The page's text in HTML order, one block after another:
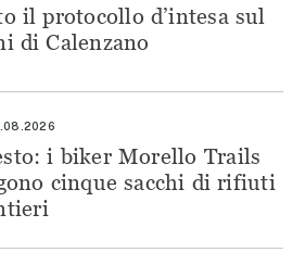
il protocollo d’intesa sul
di Calenzano
i biker Morello Trails
cinque sacchi di rifiuti